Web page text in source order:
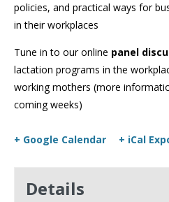
policies, and practical ways for
in their workplaces
Tune in to our online panel
lactation programs in the
working mothers (more
coming weeks)
+ Google Calendar + iCal
Details